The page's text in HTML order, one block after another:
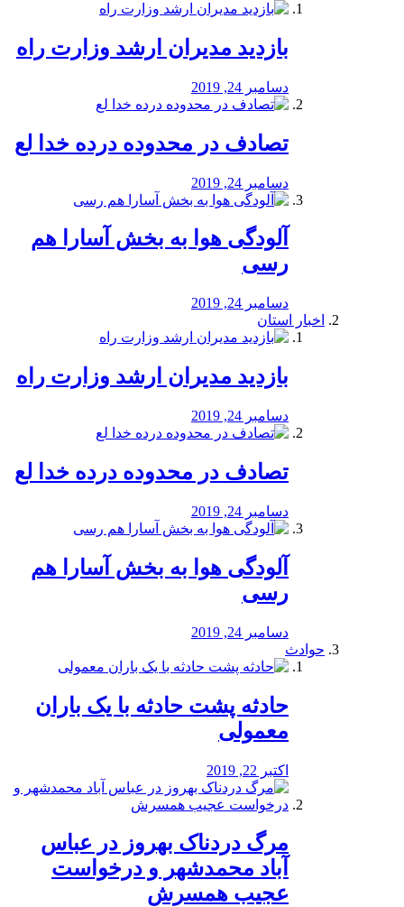
بازدید مدیران ارشد وزارت راه
دسامبر 24, 2019
تصادف در محدوده درده خدا لع
دسامبر 24, 2019
آلودگی هوا به بخش آسارا هم
رسی
دسامبر 24, 2019
اخبار استان
بازدید مدیران ارشد وزارت راه
دسامبر 24, 2019
تصادف در محدوده درده خدا لع
دسامبر 24, 2019
آلودگی هوا به بخش آسارا هم
رسی
دسامبر 24, 2019
حوادث
️حادثه پشت حادثه با یک باران
معمولی
اکتبر 22, 2019
مرگ دردناک بهروز در عباس
آباد محمدشهر و درخواست
عجیب همسرش